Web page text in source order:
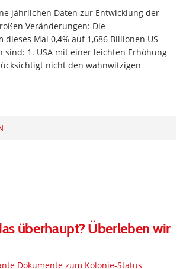
jährlichen Daten zur Entwicklung der
Veränderungen: Die
Mal 0,4% auf 1,686 Billionen US-
sind: 1. USA mit einer leichten Erhöhung
nicht den wahnwitzigen
überhaupt? Überleben wir
Dokumente zum Kolonie-Status